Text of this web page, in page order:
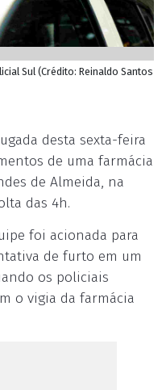
Sul (Crédito: Reinaldo Santos
desta sexta-feira
de uma farmácia
de Almeida, na
das 4h.
foi acionada para
de furto em um
os policiais
o vigia da farmácia